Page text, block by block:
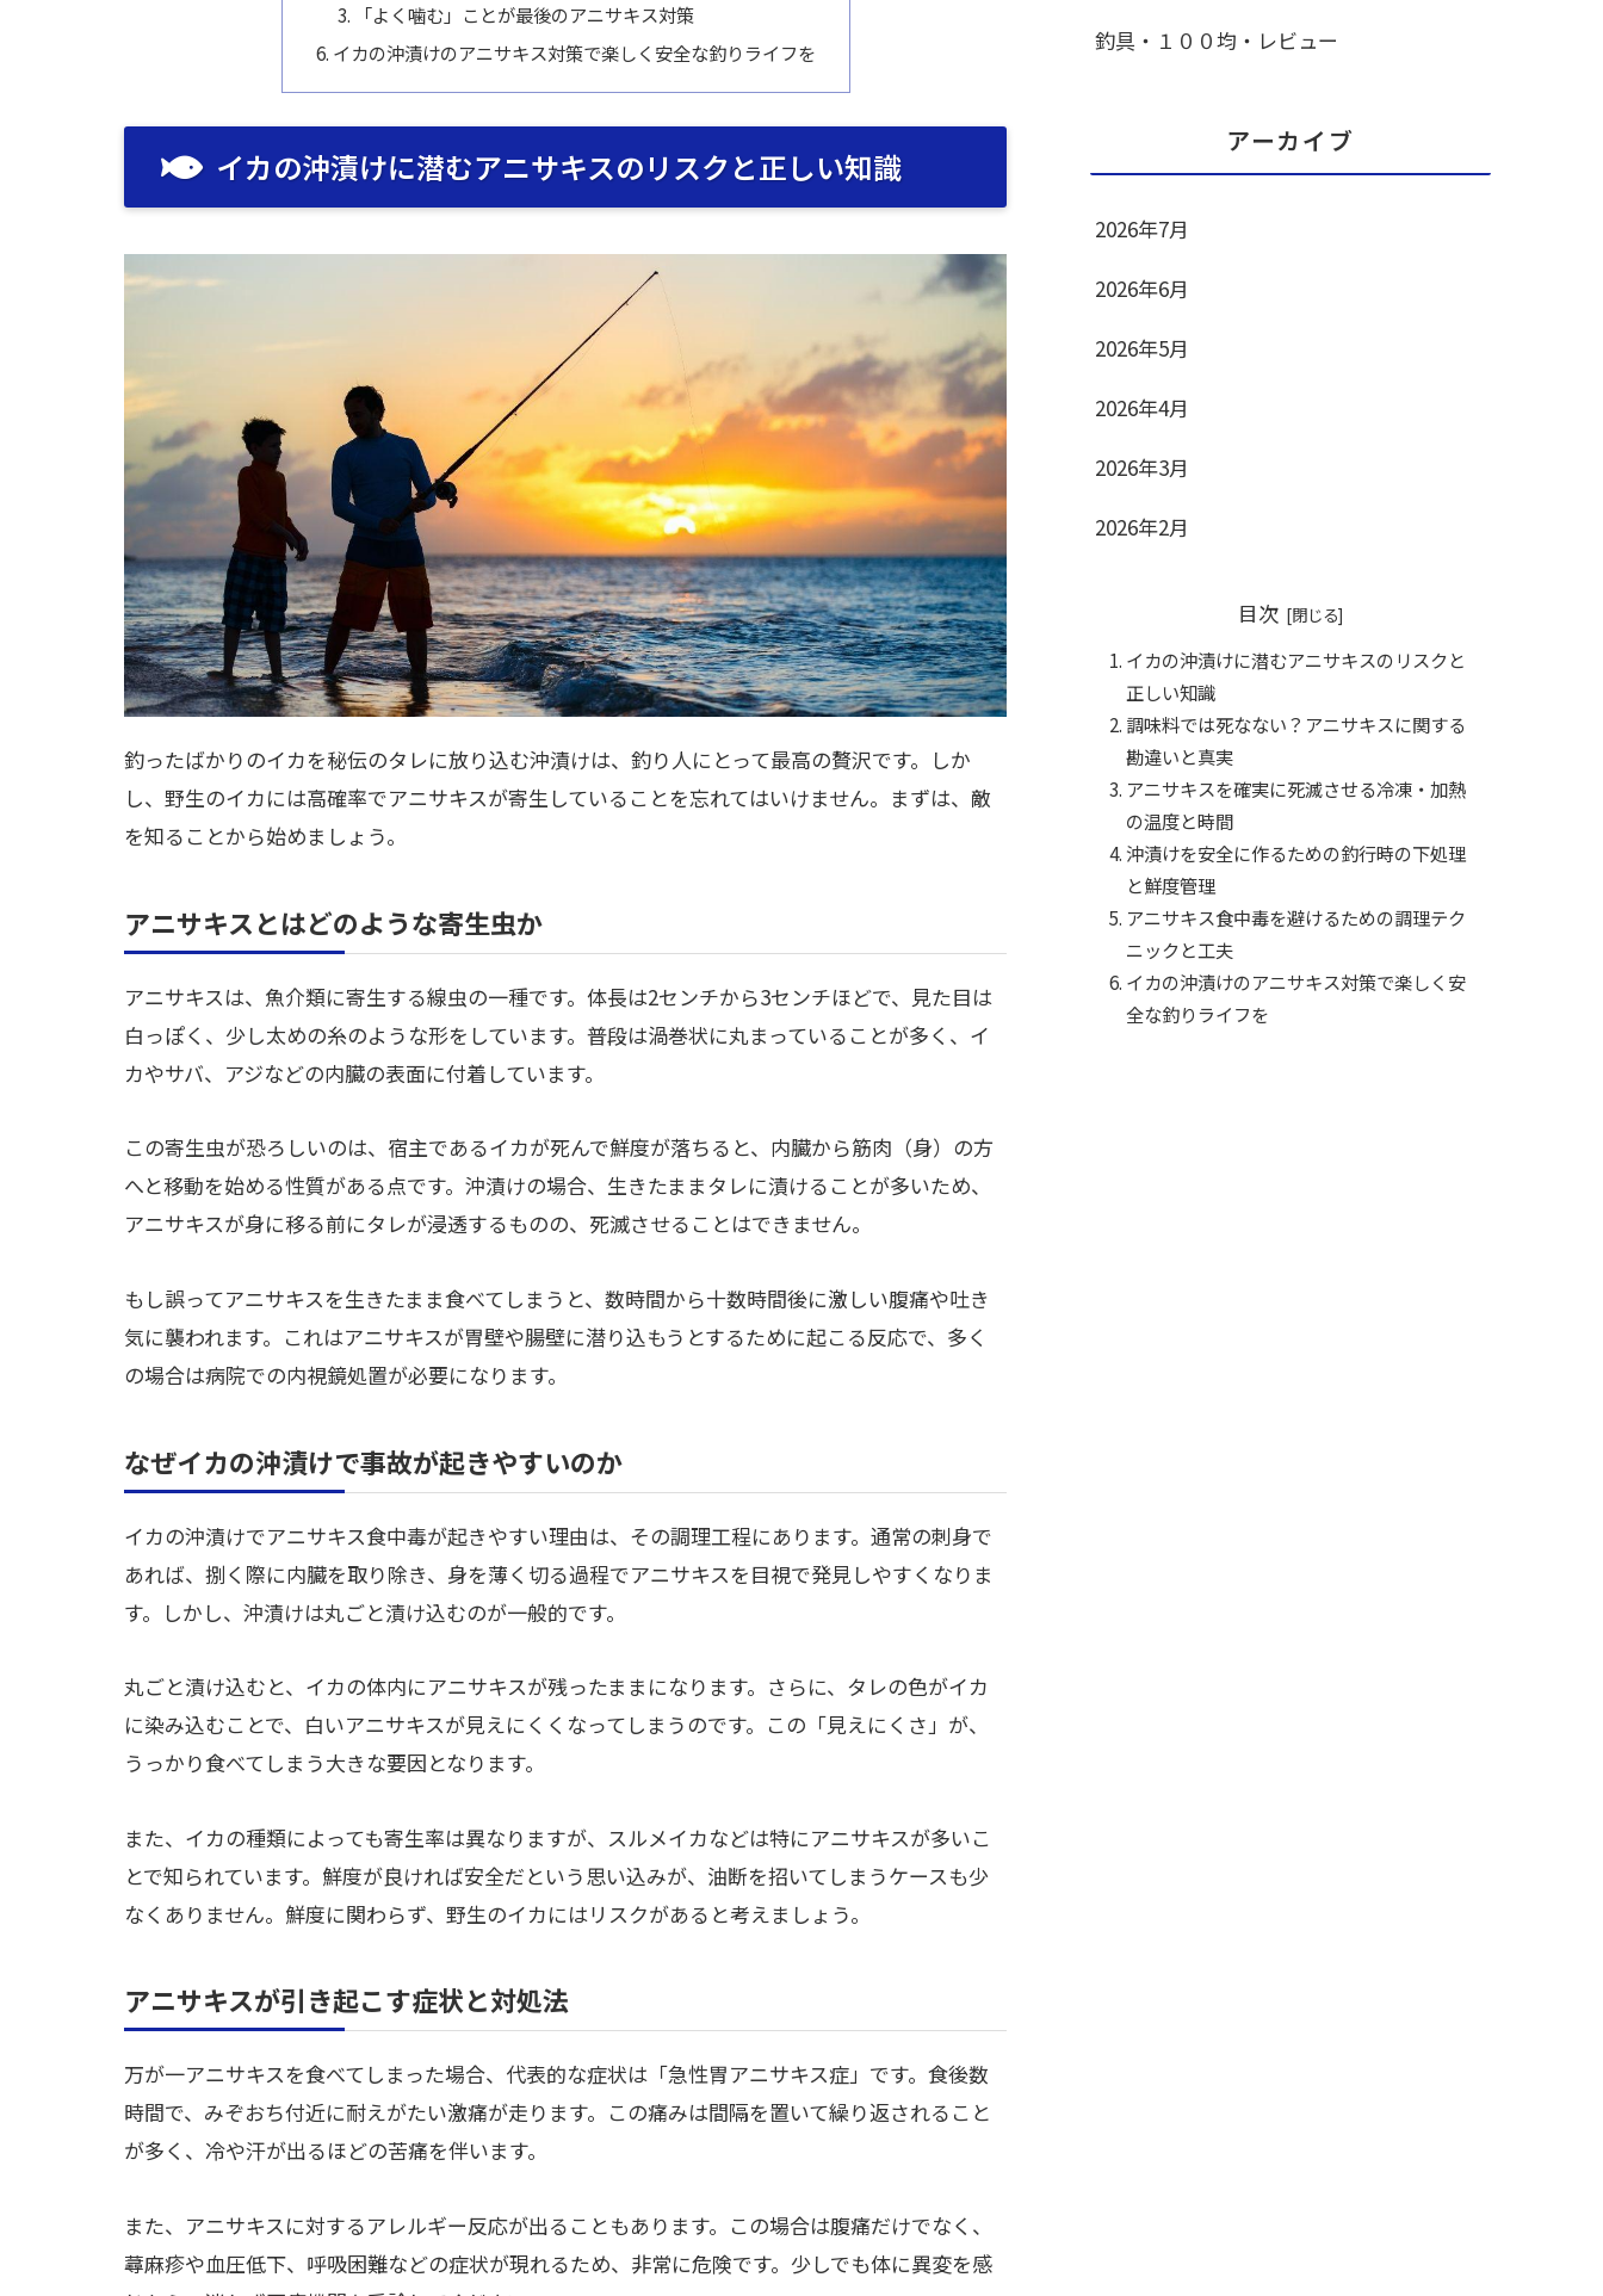
「よく噛む」ことが最後のアニサキス対策
イカの沖漬けのアニサキス対策で楽しく安全な釣りライフを
イカの沖漬けに潜むアニサキスのリスクと正しい知識
釣ったばかりのイカを秘伝のタレに放り込む沖漬けは、釣り人にとって最高の贅沢です。しか
し、野生のイカには高確率でアニサキスが寄生していることを忘れてはいけません。まずは、敵
を知ることから始めましょう。
アニサキスとはどのような寄生虫か
アニサキスは、魚介類に寄生する線虫の一種です。体長は2センチから3センチほどで、見た目は
白っぽく、少し太めの糸のような形をしています。普段は渦巻状に丸まっていることが多く、イ
カやサバ、アジなどの内臓の表面に付着しています。
この寄生虫が恐ろしいのは、宿主であるイカが死んで鮮度が落ちると、内臓から筋肉（身）の方
へと移動を始める性質がある点です。沖漬けの場合、生きたままタレに漬けることが多いため、
アニサキスが身に移る前にタレが浸透するものの、死滅させることはできません。
もし誤ってアニサキスを生きたまま食べてしまうと、数時間から十数時間後に激しい腹痛や吐き
気に襲われます。これはアニサキスが胃壁や腸壁に潜り込もうとするために起こる反応で、多く
の場合は病院での内視鏡処置が必要になります。
なぜイカの沖漬けで事故が起きやすいのか
イカの沖漬けでアニサキス食中毒が起きやすい理由は、その調理工程にあります。通常の刺身で
あれば、捌く際に内臓を取り除き、身を薄く切る過程でアニサキスを目視で発見しやすくなりま
す。しかし、沖漬けは丸ごと漬け込むのが一般的です。
丸ごと漬け込むと、イカの体内にアニサキスが残ったままになります。さらに、タレの色がイカ
に染み込むことで、白いアニサキスが見えにくくなってしまうのです。この「見えにくさ」が、
うっかり食べてしまう大きな要因となります。
また、イカの種類によっても寄生率は異なりますが、スルメイカなどは特にアニサキスが多いこ
とで知られています。鮮度が良ければ安全だという思い込みが、油断を招いてしまうケースも少
なくありません。鮮度に関わらず、野生のイカにはリスクがあると考えましょう。
アニサキスが引き起こす症状と対処法
万が一アニサキスを食べてしまった場合、代表的な症状は「急性胃アニサキス症」です。食後数
時間で、みぞおち付近に耐えがたい激痛が走ります。この痛みは間隔を置いて繰り返されること
が多く、冷や汗が出るほどの苦痛を伴います。
また、アニサキスに対するアレルギー反応が出ることもあります。この場合は腹痛だけでなく、
蕁麻疹や血圧低下、呼吸困難などの症状が現れるため、非常に危険です。少しでも体に異変を感
釣具・１００均・レビュー
アーカイブ
2026年7月
2026年6月
2026年5月
2026年4月
2026年3月
2026年2月
目次
イカの沖漬けに潜むアニサキスのリスクと
正しい知識
調味料では死なない？アニサキスに関する
勘違いと真実
アニサキスを確実に死滅させる冷凍・加熱
の温度と時間
沖漬けを安全に作るための釣行時の下処理
と鮮度管理
アニサキス食中毒を避けるための調理テク
ニックと工夫
イカの沖漬けのアニサキス対策で楽しく安
全な釣りライフを